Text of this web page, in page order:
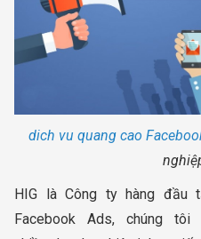
dich vu quang cao
HIG là Công ty hàng đầu
Facebook Ads, chúng